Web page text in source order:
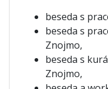
beseda s
beseda s
Znojmo,
beseda s
Znojmo,